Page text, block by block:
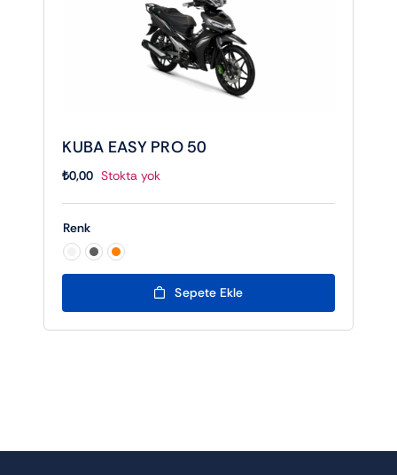
KUBA EASY PRO 50
₺0,00 Stokta yok
Renk
Sepete Ekle